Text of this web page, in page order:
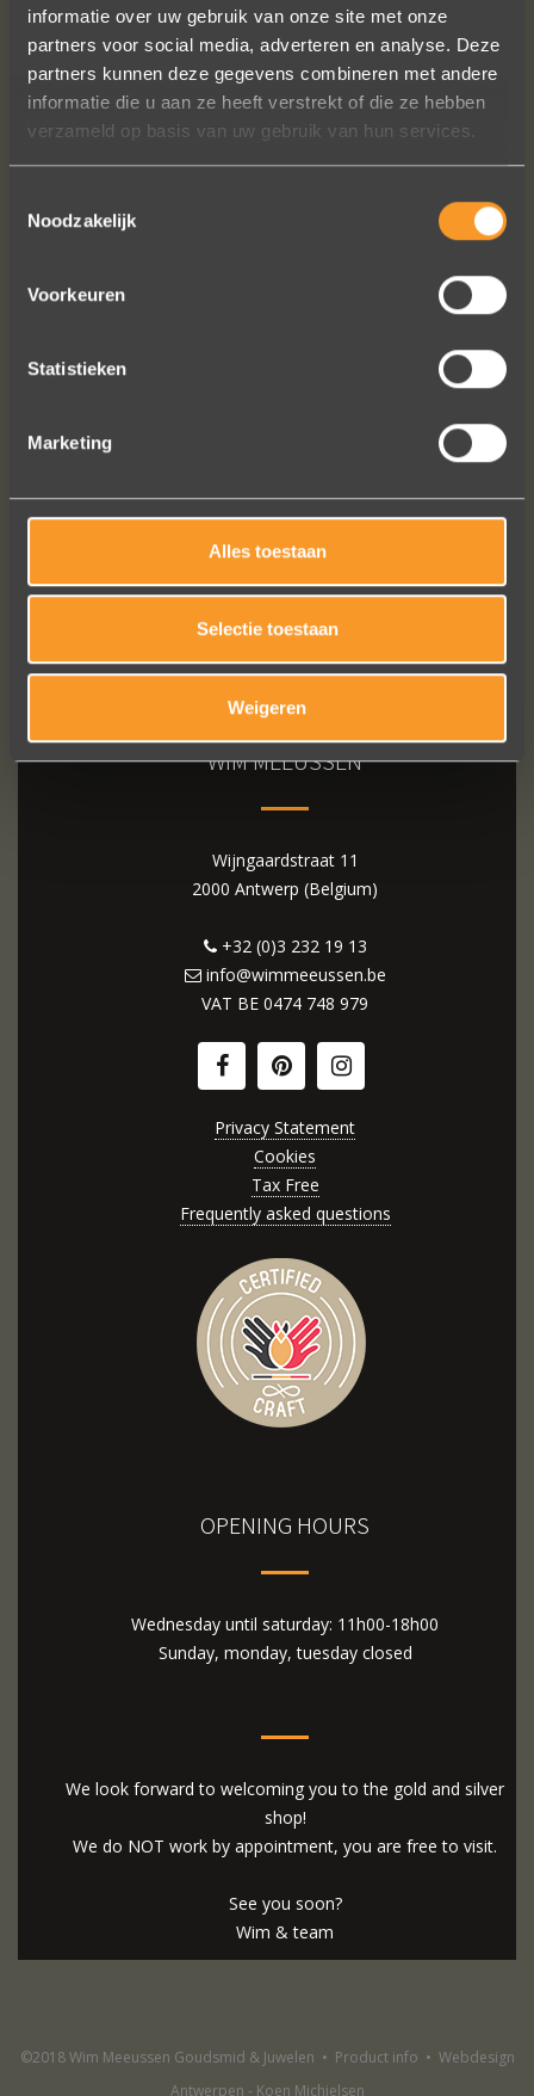
informatie over uw gebruik van onze site met onze
partners voor social media, adverteren en analyse. Deze
partners kunnen deze gegevens combineren met andere
informatie die u aan ze heeft verstrekt of die ze hebben
verzameld op basis van uw gebruik van hun services.
Noodzakelijk
Voorkeuren
Statistieken
Marketing
Alles toestaan
Selectie toestaan
Weigeren
Sieraden online besteld: de ring is
subliem! Zoals altijd! Het maakt mijn
verzameling compleet ??
Ik dank het hele team hartelijk voor dit
prachtige juweeltje, en ook voor jullie
vriendelijkheid tijdens onze
WIM MEEUSSEN
Wijngaardstraat 11
2000 Antwerp (Belgium)
+32 (0)3 232 19 13
info@wimmeeussen.be
VAT BE 0474 748 979
Privacy Statement
Cookies
Tax Free
Frequently asked questions
OPENING HOURS
Wednesday until saturday: 11h00-18h00
Sunday, monday, tuesday closed
We look forward to welcoming you to the gold and silver
shop!
We do NOT work by appointment, you are free to visit.
See you soon?
Wim & team
©2018 Wim Meeussen Goudsmid & Juwelen • Product info • Webdesign
Antwerpen - Koen Michielsen